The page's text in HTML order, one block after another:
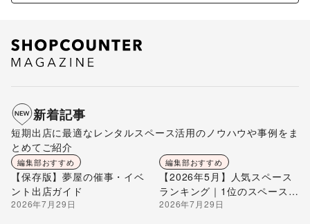
新着記事
短期出店に最適なレンタルスペース活用のノウハウや事例をま
とめてご紹介
編集部おすすめ
【保存版】夢屋の催事・イベ
ント出店ガイド
2026年7月29日
編集部おすすめ
【2026年5月】人気スペース
ランキング｜1位のスペースを
編集部が解説
2026年7月29日